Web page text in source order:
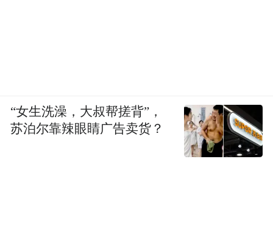
“女生洗澡，大叔帮搓背”，
苏泊尔靠辣眼睛广告卖货？